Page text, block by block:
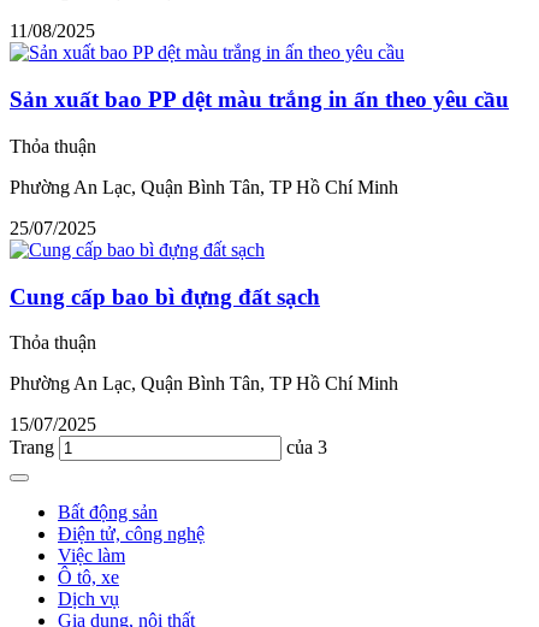
11/08/2025
Sản xuất bao PP dệt màu trắng in ấn theo yêu cầu
Thỏa thuận
Phường An Lạc, Quận Bình Tân, TP Hồ Chí Minh
25/07/2025
Cung cấp bao bì đựng đất sạch
Thỏa thuận
Phường An Lạc, Quận Bình Tân, TP Hồ Chí Minh
15/07/2025
Trang
của 3
Bất động sản
Điện tử, công nghệ
Việc làm
Ô tô, xe
Dịch vụ
Gia dụng, nội thất